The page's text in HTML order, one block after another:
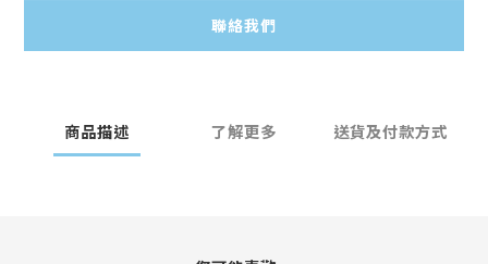
聯絡我們
商品描述 了解更多 送貨及付款方式